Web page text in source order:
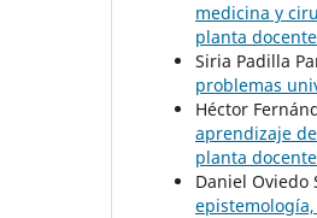
medicina y
planta
Siria Padilla
problemas
Héctor
aprendizaje
planta
Daniel Oviedo